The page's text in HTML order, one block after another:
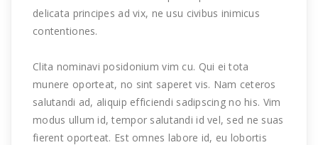
delicata principes ad vix, ne usu civibus inimicus
contentiones.
Clita nominavi posidonium vim cu. Qui ei tota
munere oporteat, no sint saperet vis. Nam ceteros
salutandi ad, aliquip efficiendi sadipscing no his. Vim
modus ullum id, tempor salutandi id vel, sed ne suas
fierent oporteat. Est omnes labore id, eu lobortis